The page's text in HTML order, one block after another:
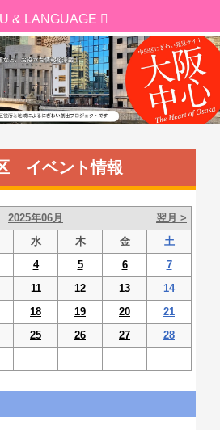
イベント情報
2025年06月
翌月 >
水 木 金
土
4 5 6
7
11 12 13
14
18 19 20
21
25 26 27
28